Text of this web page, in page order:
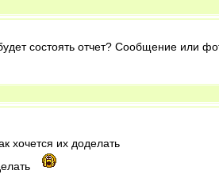
состоять отчет? Сообщение или
хочется их доделать